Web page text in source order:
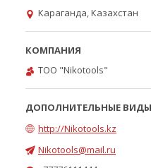
Караганда, Казахстан
ТОО "Nikotools"
http://Nikotools.kz
Nikotools@mail.ru